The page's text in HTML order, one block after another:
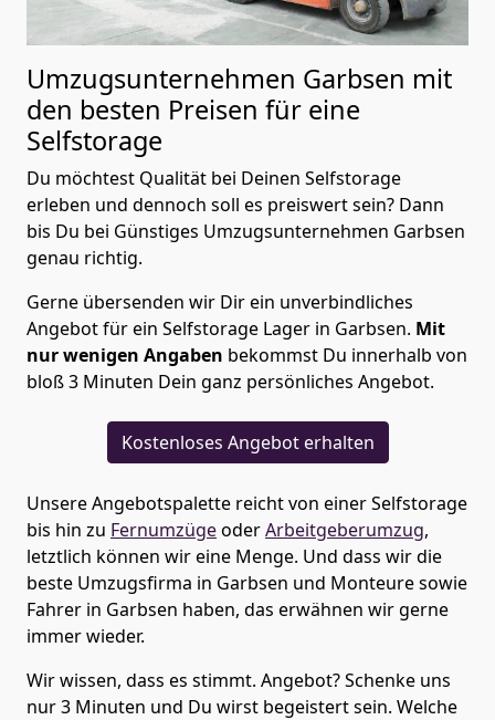
Umzugsunternehmen Garbsen mit
den besten Preisen für eine
Selfstorage
Du möchtest Qualität bei Deinen Selfstorage
erleben und dennoch soll es preiswert sein? Dann
bis Du bei Günstiges Umzugsunternehmen Garbsen
genau richtig.
Gerne übersenden wir Dir ein unverbindliches
Angebot für ein Selfstorage Lager in Garbsen. Mit
nur wenigen Angaben bekommst Du innerhalb von
bloß 3 Minuten Dein ganz persönliches Angebot.
Kostenloses Angebot erhalten
Unsere Angebotspalette reicht von einer Selfstorage
bis hin zu FernumzügeoderArbeitgeberumzug,
letztlich können wir eine Menge. Und dass wir die
beste Umzugsfirma in Garbsen und Monteure sowie
Fahrer in Garbsen haben, das erwähnen wir gerne
immer wieder.
Wir wissen, dass es stimmt. Angebot? Schenke uns
nur 3 Minuten und Du wirst begeistert sein. Welche